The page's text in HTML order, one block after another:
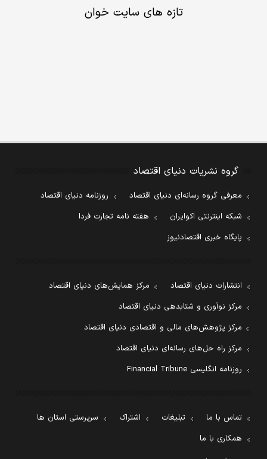
تازه های سایت خوان
گروه نشریات دنیای اقتصاد
معرفی گروه رسانه‌ای دنیای اقتصاد
روزنامه دنیای اقتصاد
شبکه اینترنتی اکوایران
هفته نامه تجارت فردا
پایگاه خبری اقتصادنیوز
انتشارات دنیای اقتصاد
مرکز همایش‌های دنیای اقتصاد
مرکز نوآوری و شتابدهی دنیای اقتصاد
مرکز پژوهش‌های مالی و اقتصادی دنیای اقتصاد
مرکز راه حل‌های رسانه‌ای دنیای اقتصاد
روزنامه انگلیسی Financial Tribune
تماس با ما تبلیغات اشتراک
سرپرستی استان ها
همکاری با ما